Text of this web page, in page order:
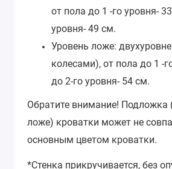
от пола до 1 -го уровня-
уровня- 49 см.
Уровень ложе:
колесами), от пола до 1 -
до 2-го уровня- 54 см.
Обратите внимание! Подложка
ложе) кроватки может не
основным цветом кроватки.
*Стенка прикручивается, без